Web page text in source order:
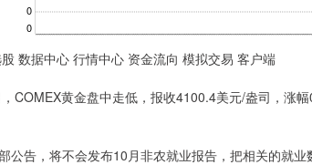
数据中心 行情中心 资金流向 模拟交易 客户端
黄金盘中走低，报收4100.4美元/盎司，涨幅
告，将不会发布10月非农就业报告，把相关的就业